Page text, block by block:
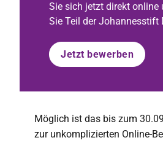
Sie sich jetzt direkt online
Sie Teil der Johannesstift
Jetzt bewerben
Möglich ist das bis zum
zur unkomplizierten Online-